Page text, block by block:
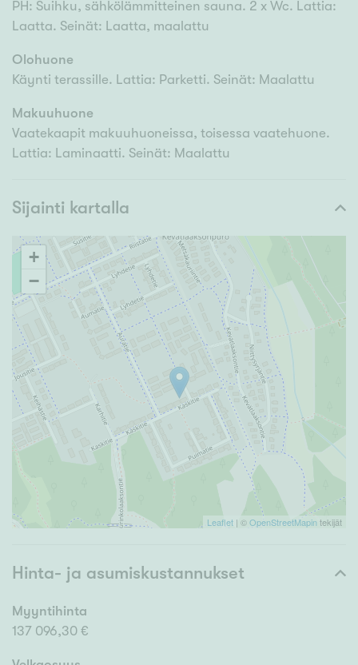
PH: Suihku, sähkölämmitteinen sauna. 2 x Wc. Lattia:
Laatta. Seinät: Laatta, maalattu
Olohuone
Käynti terassille. Lattia: Parketti. Seinät: Maalattu
Makuuhuone
Vaatekaapit makuuhuoneissa, toisessa vaatehuone.
Lattia: Laminaatti. Seinät: Maalattu
Sijainti kartalla
+
−
Leaflet | ©OpenStreetMapintekijät
Hinta- ja asumiskustannukset
Myyntihinta
137 096,30 €